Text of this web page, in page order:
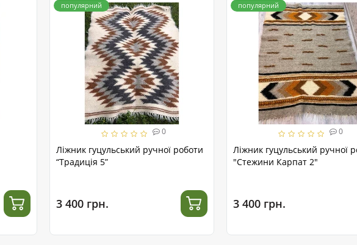
популярний
0
Ліжник гуцульський ручної роботи
“Традиція 5”
3 400 грн.
популярний
0
Ліжник гуцульський ручної
"Стежини Карпат 2"
3 400 грн.